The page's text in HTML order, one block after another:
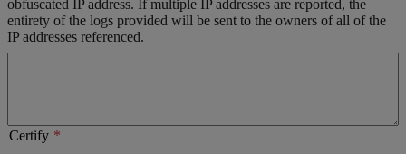
obfuscated IP address. If multiple IP addresses are reported, the
entirety of the logs provided will be sent to the owners of all of the
IP addresses referenced.
Certify